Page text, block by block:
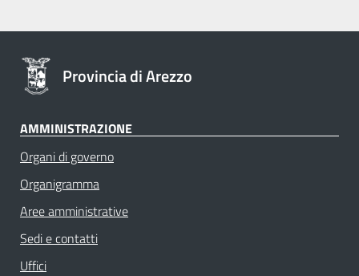
Provincia di Arezzo
AMMINISTRAZIONE
Organi di governo
Organigramma
Aree amministrative
Sedi e contatti
Uffici